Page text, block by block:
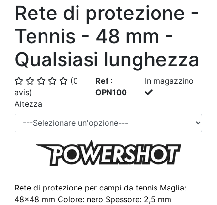
Rete di protezione -
Tennis - 48 mm -
Qualsiasi lunghezza
(0
avis)
Ref :
OPN100
In magazzino
Altezza
Rete di protezione per campi da tennis Maglia:
48x48 mm Colore: nero Spessore: 2,5 mm